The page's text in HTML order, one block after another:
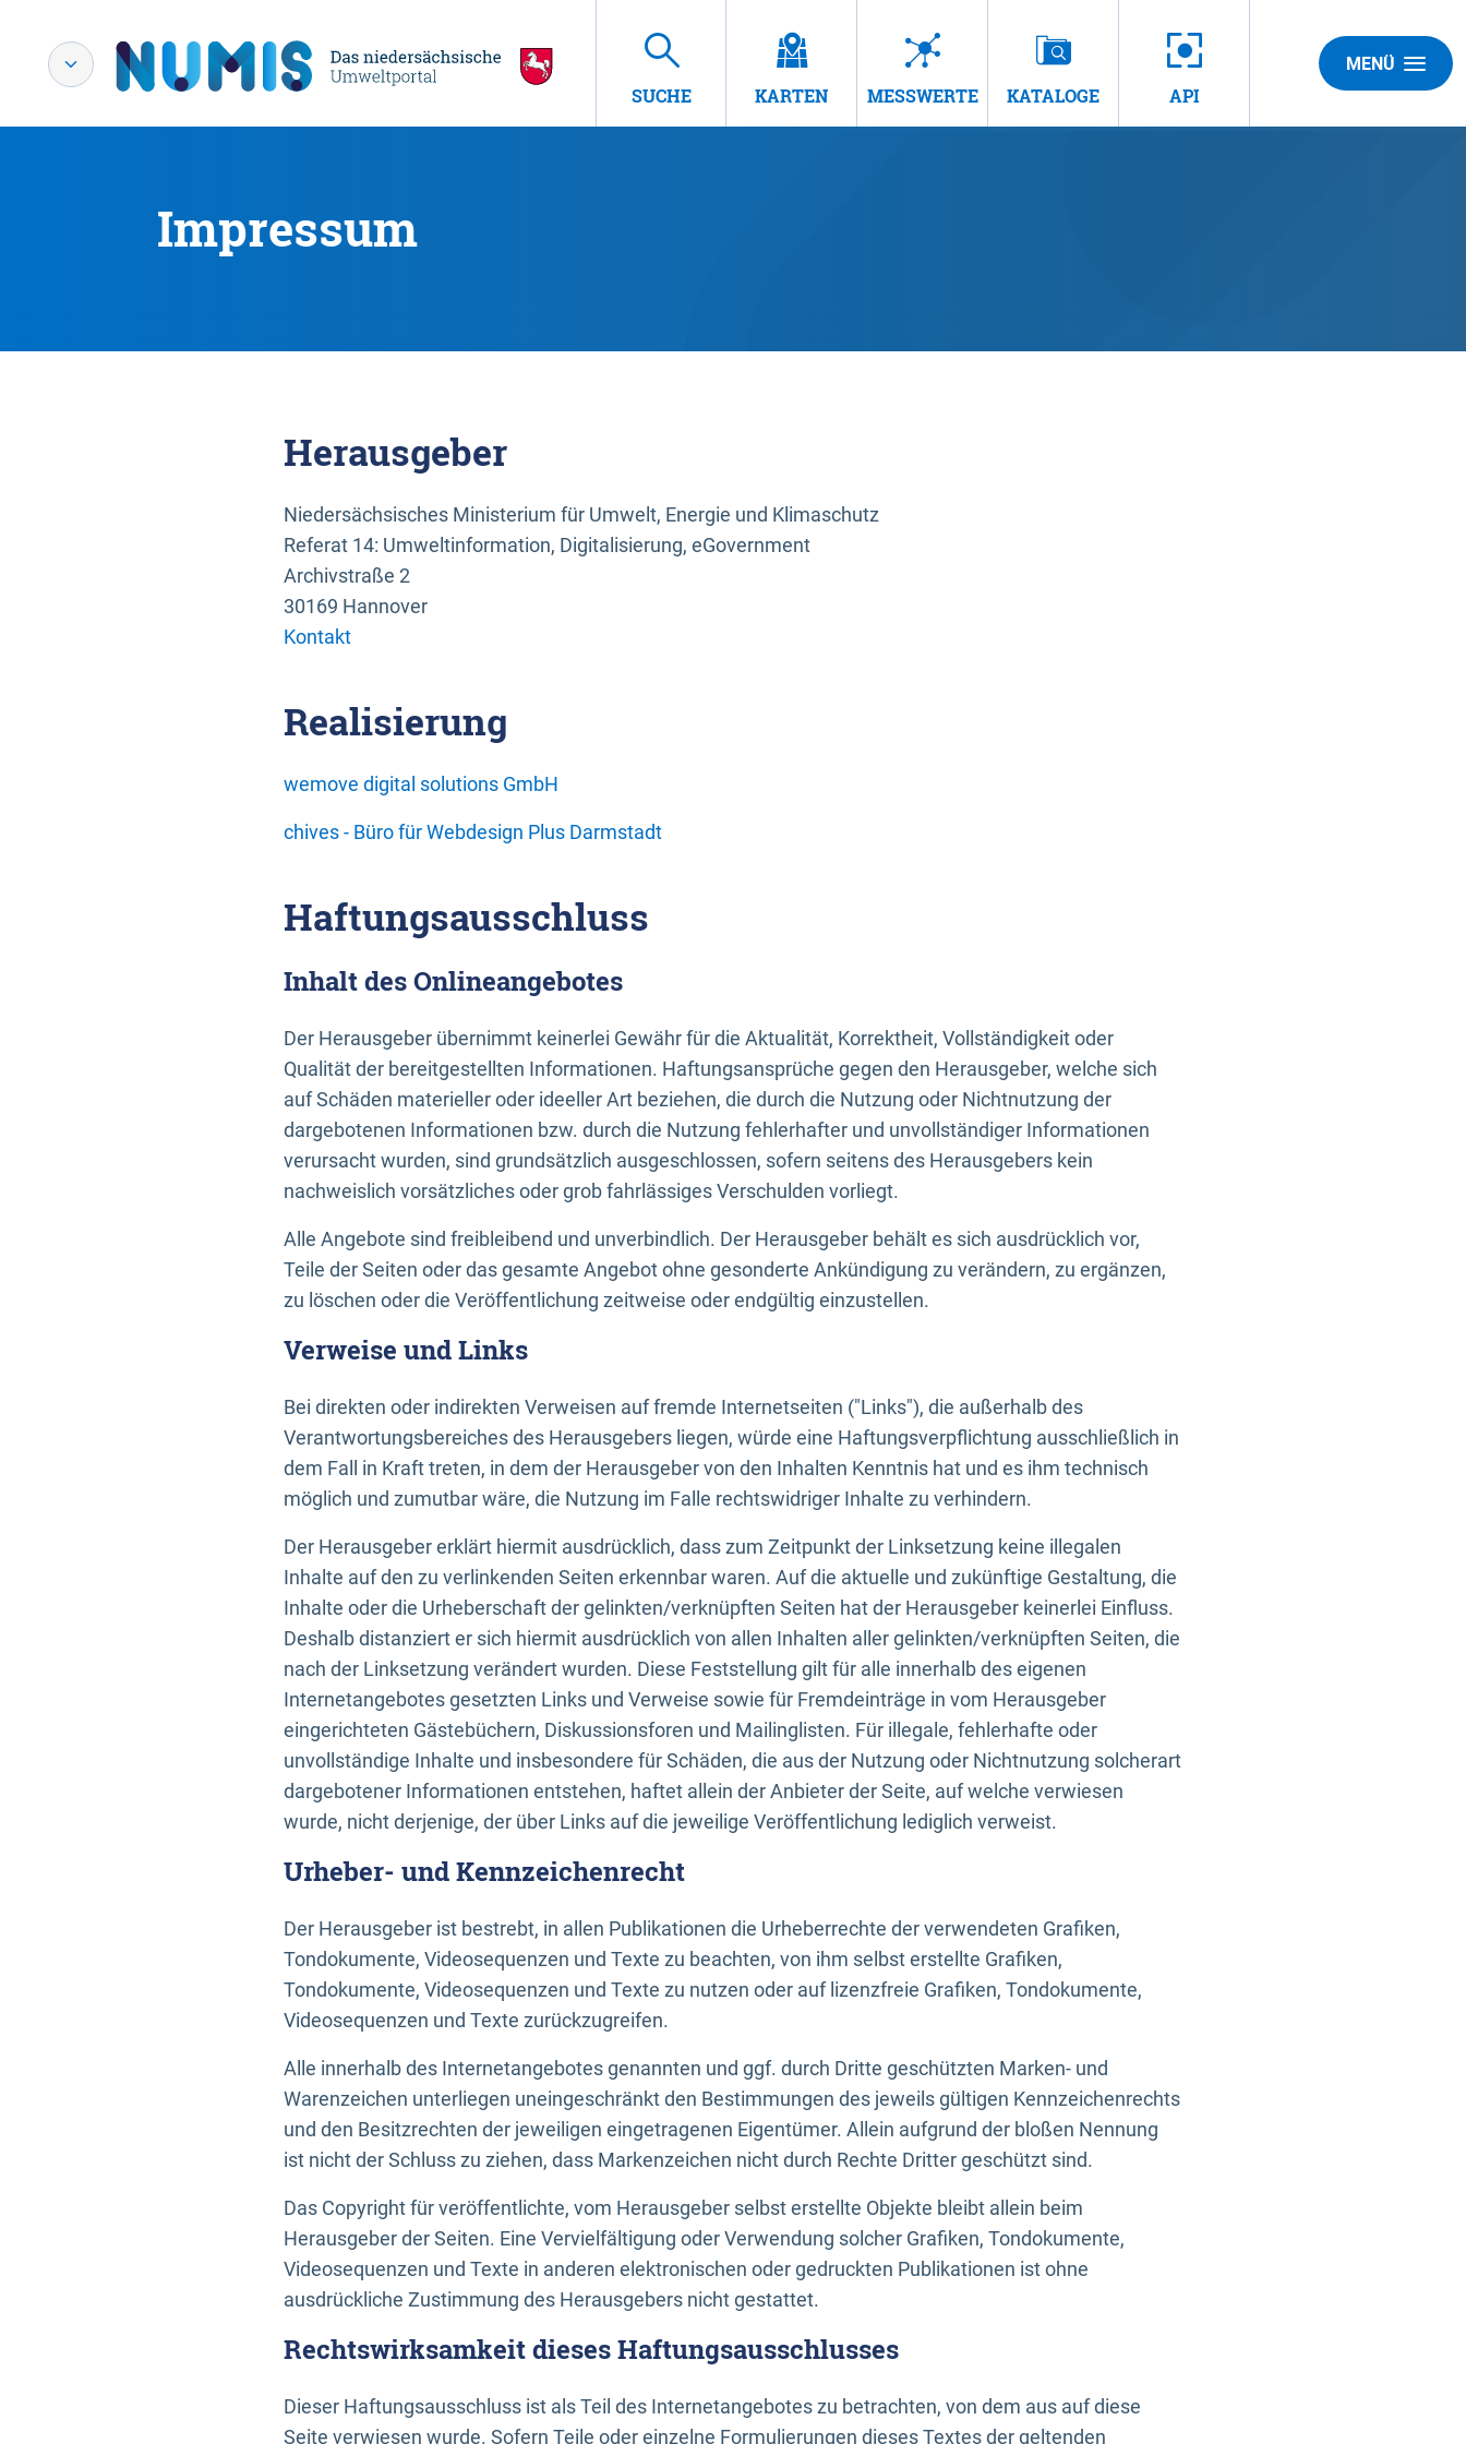
SUCHE KARTEN MESSWERTE KATALOGE API
MENÜ
Impressum
Herausgeber
Niedersächsisches Ministerium für Umwelt, Energie und Klimaschutz
Referat 14: Umweltinformation, Digitalisierung, eGovernment
Archivstraße 2
30169 Hannover
Kontakt
Realisierung
wemove digital solutions GmbH
chives - Büro für Webdesign Plus Darmstadt
Haftungsausschluss
Inhalt des Onlineangebotes
Der Herausgeber übernimmt keinerlei Gewähr für die Aktualität, Korrektheit, Vollständigkeit oder
Qualität der bereitgestellten Informationen. Haftungsansprüche gegen den Herausgeber, welche sich
auf Schäden materieller oder ideeller Art beziehen, die durch die Nutzung oder Nichtnutzung der
dargebotenen Informationen bzw. durch die Nutzung fehlerhafter und unvollständiger Informationen
verursacht wurden, sind grundsätzlich ausgeschlossen, sofern seitens des Herausgebers kein
nachweislich vorsätzliches oder grob fahrlässiges Verschulden vorliegt.
Alle Angebote sind freibleibend und unverbindlich. Der Herausgeber behält es sich ausdrücklich vor,
Teile der Seiten oder das gesamte Angebot ohne gesonderte Ankündigung zu verändern, zu ergänzen,
zu löschen oder die Veröffentlichung zeitweise oder endgültig einzustellen.
Verweise und Links
Bei direkten oder indirekten Verweisen auf fremde Internetseiten ("Links"), die außerhalb des
Verantwortungsbereiches des Herausgebers liegen, würde eine Haftungsverpflichtung ausschließlich in
dem Fall in Kraft treten, in dem der Herausgeber von den Inhalten Kenntnis hat und es ihm technisch
möglich und zumutbar wäre, die Nutzung im Falle rechtswidriger Inhalte zu verhindern.
Der Herausgeber erklärt hiermit ausdrücklich, dass zum Zeitpunkt der Linksetzung keine illegalen
Inhalte auf den zu verlinkenden Seiten erkennbar waren. Auf die aktuelle und zukünftige Gestaltung, die
Inhalte oder die Urheberschaft der gelinkten/verknüpften Seiten hat der Herausgeber keinerlei Einfluss.
Deshalb distanziert er sich hiermit ausdrücklich von allen Inhalten aller gelinkten/verknüpften Seiten, die
nach der Linksetzung verändert wurden. Diese Feststellung gilt für alle innerhalb des eigenen
Internetangebotes gesetzten Links und Verweise sowie für Fremdeinträge in vom Herausgeber
eingerichteten Gästebüchern, Diskussionsforen und Mailinglisten. Für illegale, fehlerhafte oder
unvollständige Inhalte und insbesondere für Schäden, die aus der Nutzung oder Nichtnutzung solcherart
dargebotener Informationen entstehen, haftet allein der Anbieter der Seite, auf welche verwiesen
wurde, nicht derjenige, der über Links auf die jeweilige Veröffentlichung lediglich verweist.
Urheber- und Kennzeichenrecht
Der Herausgeber ist bestrebt, in allen Publikationen die Urheberrechte der verwendeten Grafiken,
Tondokumente, Videosequenzen und Texte zu beachten, von ihm selbst erstellte Grafiken,
Tondokumente, Videosequenzen und Texte zu nutzen oder auf lizenzfreie Grafiken, Tondokumente,
Videosequenzen und Texte zurückzugreifen.
Alle innerhalb des Internetangebotes genannten und ggf. durch Dritte geschützten Marken- und
Warenzeichen unterliegen uneingeschränkt den Bestimmungen des jeweils gültigen Kennzeichenrechts
und den Besitzrechten der jeweiligen eingetragenen Eigentümer. Allein aufgrund der bloßen Nennung
ist nicht der Schluss zu ziehen, dass Markenzeichen nicht durch Rechte Dritter geschützt sind.
Das Copyright für veröffentlichte, vom Herausgeber selbst erstellte Objekte bleibt allein beim
Herausgeber der Seiten. Eine Vervielfältigung oder Verwendung solcher Grafiken, Tondokumente,
Videosequenzen und Texte in anderen elektronischen oder gedruckten Publikationen ist ohne
ausdrückliche Zustimmung des Herausgebers nicht gestattet.
Rechtswirksamkeit dieses Haftungsausschlusses
Dieser Haftungsausschluss ist als Teil des Internetangebotes zu betrachten, von dem aus auf diese
Seite verwiesen wurde. Sofern Teile oder einzelne Formulierungen dieses Textes der geltenden